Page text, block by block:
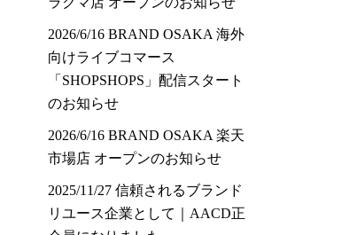
2026/6/16 BRAND OSAKA 海外
向けライブコマース
「SHOPSHOPS」配信スタート
のお知らせ
2026/6/16 BRAND OSAKA 楽天
市場店 オープンのお知らせ
2025/11/27 信頼されるブランド
リユース企業として｜AACD正